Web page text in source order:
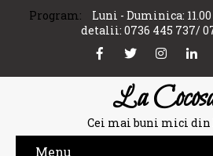
Program:
Luni - Duminica:
detalii: 0736 445 737/
La
Cei mai buni mici din
Menu